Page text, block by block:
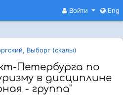
Войти Eng
Выборг (скалы)
Петербурга по
в дисциплине
- группа"